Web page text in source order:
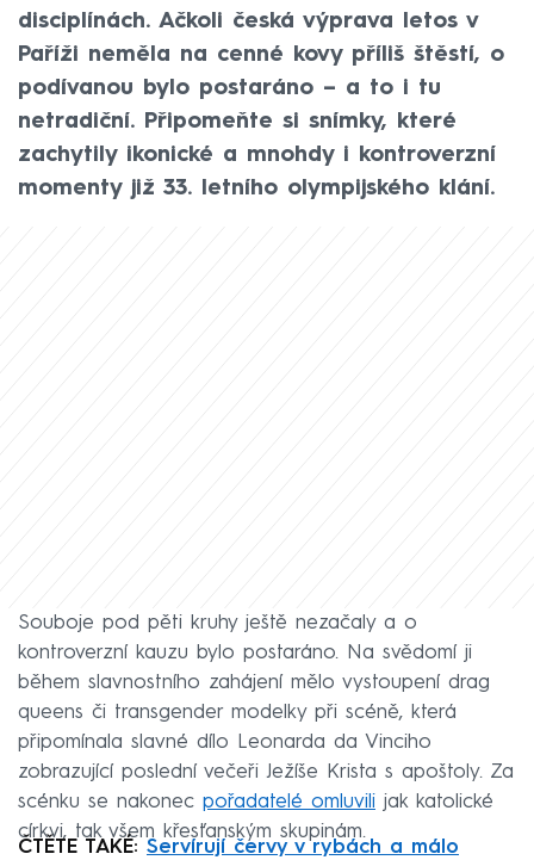
disciplínách. Ačkoli česká výprava letos v
Paříži neměla na cenné kovy příliš štěstí, o
podívanou bylo postaráno – a to i tu
netradiční. Připomeňte si snímky, které
zachytily ikonické a mnohdy i kontroverzní
momenty již 33. letního olympijského klání.
Souboje pod pěti kruhy ještě nezačaly a o
kontroverzní kauzu bylo postaráno. Na svědomí ji
během slavnostního zahájení mělo vystoupení drag
queens či transgender modelky při scéně, která
připomínala slavné dílo Leonarda da Vinciho
zobrazující poslední večeři Ježíše Krista s apoštoly. Za
scénku se nakonec pořadatelé omluvili jak katolické
církvi, tak všem křesťanským skupinám.
ČTĚTE TAKÉ: Servírují červy v rybách a málo